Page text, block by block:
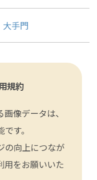
大手門
規約
像データは、
す。
の向上につなが
用をお願いいた